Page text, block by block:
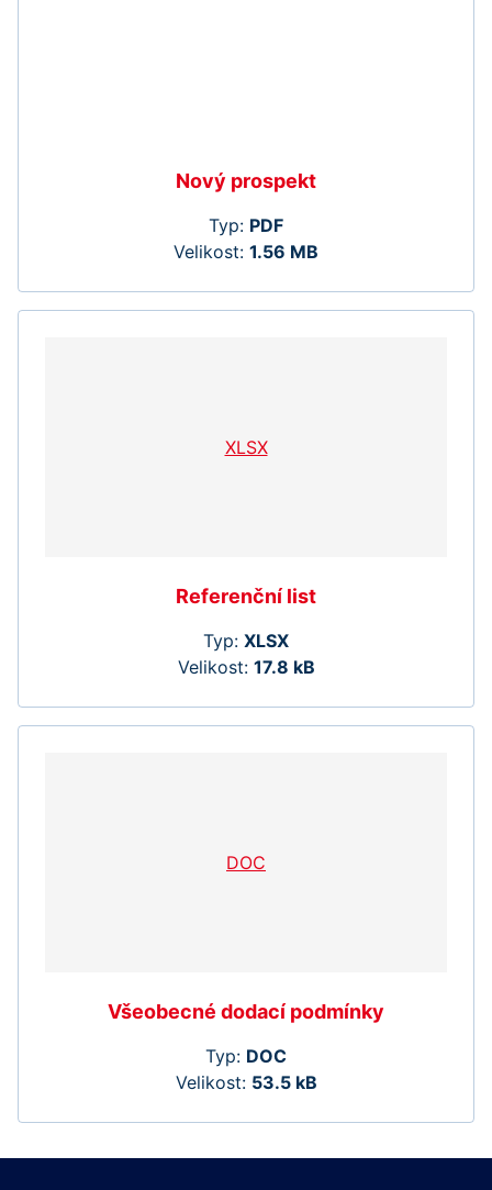
Nový prospekt
Typ: PDF
Velikost: 1.56 MB
XLSX
Referenční list
Typ: XLSX
Velikost: 17.8 kB
DOC
Všeobecné dodací podmínky
Typ: DOC
Velikost: 53.5 kB